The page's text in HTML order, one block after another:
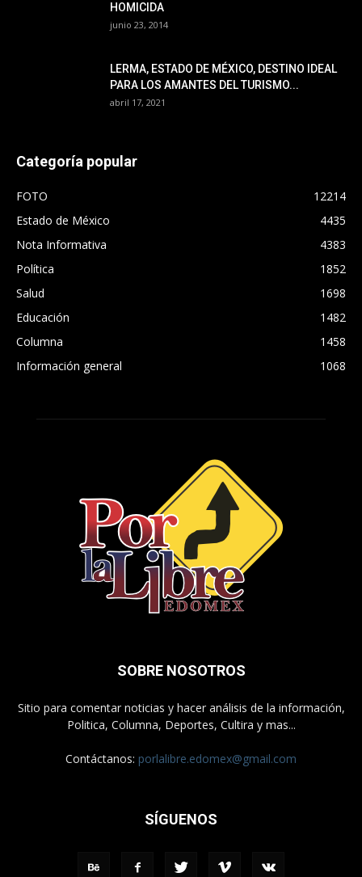
HOMICIDA
junio 23, 2014
LERMA, ESTADO DE MÉXICO, DESTINO IDEAL
PARA LOS AMANTES DEL TURISMO...
abril 17, 2021
Categoría popular
FOTO
12214
Estado de México
4435
Nota Informativa
4383
Política
1852
Salud
1698
Educación
1482
Columna
1458
Información general
1068
SOBRE NOSOTROS
Sitio para comentar noticias y hacer análisis de la información,
Politica, Columna, Deportes, Cultira y mas...
Contáctanos: porlalibre.edomex@gmail.com
SÍGUENOS